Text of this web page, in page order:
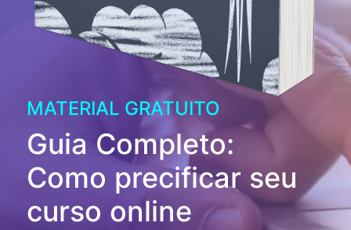
MATERIAL GRATUITO
Guia Completo:
Como precificar seu
curso online